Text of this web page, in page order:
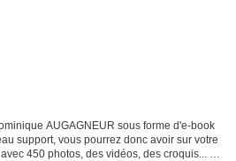
AUGAGNEUR sous forme d'e-book
support, vous pourrez donc avoir sur votre
450 photos, des vidéos, des croquis... et